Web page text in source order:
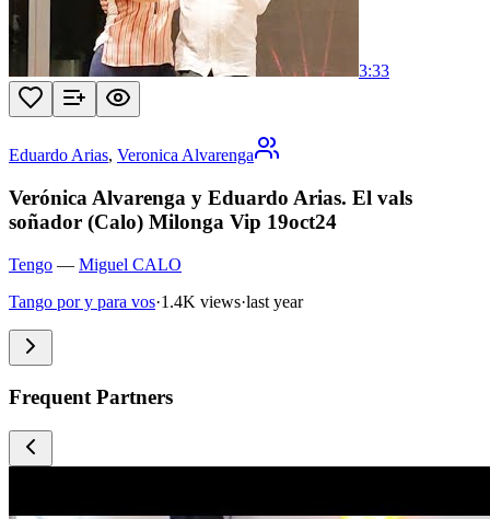
3:33
Eduardo Arias, Veronica Alvarenga
Verónica Alvarenga y Eduardo Arias. El vals
soñador (Calo) Milonga Vip 19oct24
Tengo — Miguel CALO
Tango por y para vos·1.4K views·last year
Frequent Partners